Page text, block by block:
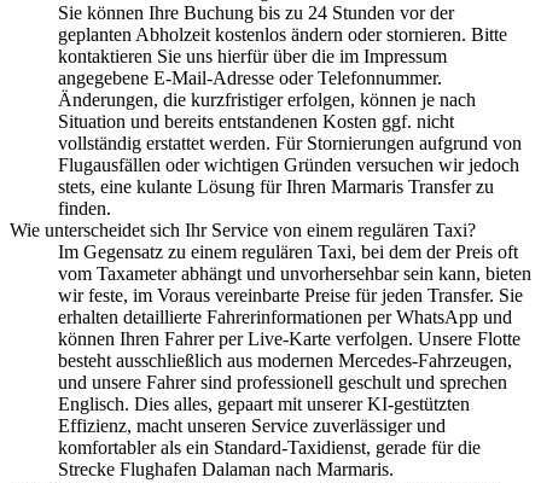
Sie können Ihre Buchung bis zu 24 Stunden vor der
geplanten Abholzeit kostenlos ändern oder stornieren. Bitte
kontaktieren Sie uns hierfür über die im Impressum
angegebene E-Mail-Adresse oder Telefonnummer.
Änderungen, die kurzfristiger erfolgen, können je nach
Situation und bereits entstandenen Kosten ggf. nicht
vollständig erstattet werden. Für Stornierungen aufgrund von
Flugausfällen oder wichtigen Gründen versuchen wir jedoch
stets, eine kulante Lösung für Ihren Marmaris Transfer zu
finden.
Wie unterscheidet sich Ihr Service von einem regulären Taxi?
Im Gegensatz zu einem regulären Taxi, bei dem der Preis oft
vom Taxameter abhängt und unvorhersehbar sein kann, bieten
wir feste, im Voraus vereinbarte Preise für jeden Transfer. Sie
erhalten detaillierte Fahrerinformationen per WhatsApp und
können Ihren Fahrer per Live-Karte verfolgen. Unsere Flotte
besteht ausschließlich aus modernen Mercedes-Fahrzeugen,
und unsere Fahrer sind professionell geschult und sprechen
Englisch. Dies alles, gepaart mit unserer KI-gestützten
Effizienz, macht unseren Service zuverlässiger und
komfortabler als ein Standard-Taxidienst, gerade für die
Strecke Flughafen Dalaman nach Marmaris.